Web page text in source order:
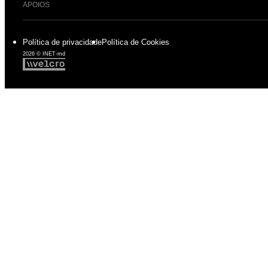
APOIOS
2026 © INET-md
Política de privacidadePolítica de Cookies